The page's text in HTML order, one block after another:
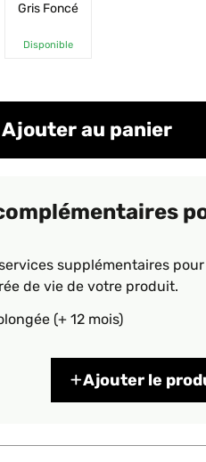
Gris Foncé
Disponible
Ajouter au panier
supplémentaires
de vie de votre produit.
(+ 12 mois)
Ajouter le